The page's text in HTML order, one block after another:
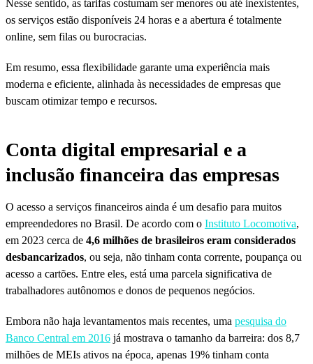
Nesse sentido, as tarifas costumam ser menores ou até inexistentes,
os serviços estão disponíveis 24 horas e a abertura é totalmente
online, sem filas ou burocracias.
Em resumo, essa flexibilidade garante uma experiência mais
moderna e eficiente, alinhada às necessidades de empresas que
buscam otimizar tempo e recursos.
Conta digital empresarial e a
inclusão financeira das empresas
O acesso a serviços financeiros ainda é um desafio para muitos
empreendedores no Brasil. De acordo com o Instituto Locomotiva,
em 2023 cerca de 4,6 milhões de brasileiros eram considerados
desbancarizados, ou seja, não tinham conta corrente, poupança ou
acesso a cartões. Entre eles, está uma parcela significativa de
trabalhadores autônomos e donos de pequenos negócios.
Embora não haja levantamentos mais recentes, uma pesquisa do
Banco Central em 2016 já mostrava o tamanho da barreira: dos 8,7
milhões de MEIs ativos na época, apenas 19% tinham conta